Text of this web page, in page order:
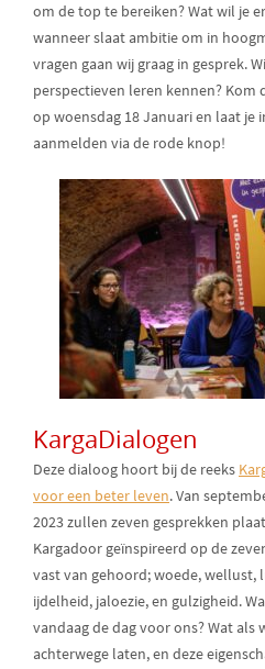
om de top te bereiken? Wat wil je
wanneer slaat ambitie om in
vragen gaan wij graag in gesprek.
perspectieven leren kennen? Kom
op woensdag 18 Januari en laat je
aanmelden via de rode knop!
KargaDialogen
Deze dialoog hoort bij de reeks
voor een beter leven. Van
2023 zullen zeven gesprekken
Kargadoor geïnspireerd op de
vast van gehoord; woede, wellust,
ijdelheid, jaloezie, en gulzigheid.
vandaag de dag voor ons? Wat als
achterwege laten, en deze